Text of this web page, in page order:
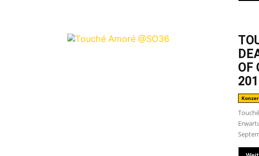
OF